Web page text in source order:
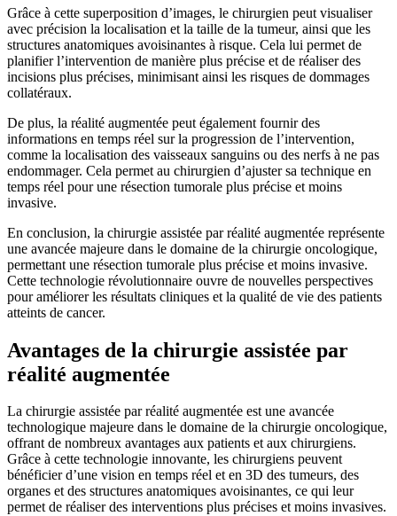
Grâce à cette superposition d’images, le chirurgien peut visualiser
avec précision la localisation et la taille de la tumeur, ainsi que les
structures anatomiques avoisinantes à risque. Cela lui permet de
planifier l’intervention de manière plus précise et de réaliser des
incisions plus précises, minimisant ainsi les risques de dommages
collatéraux.
De plus, la réalité augmentée peut également fournir des
informations en temps réel sur la progression de l’intervention,
comme la localisation des vaisseaux sanguins ou des nerfs à ne pas
endommager. Cela permet au chirurgien d’ajuster sa technique en
temps réel pour une résection tumorale plus précise et moins
invasive.
En conclusion, la chirurgie assistée par réalité augmentée représente
une avancée majeure dans le domaine de la chirurgie oncologique,
permettant une résection tumorale plus précise et moins invasive.
Cette technologie révolutionnaire ouvre de nouvelles perspectives
pour améliorer les résultats cliniques et la qualité de vie des patients
atteints de cancer.
Avantages de la chirurgie assistée par
réalité augmentée
La chirurgie assistée par réalité augmentée est une avancée
technologique majeure dans le domaine de la chirurgie oncologique,
offrant de nombreux avantages aux patients et aux chirurgiens.
Grâce à cette technologie innovante, les chirurgiens peuvent
bénéficier d’une vision en temps réel et en 3D des tumeurs, des
organes et des structures anatomiques avoisinantes, ce qui leur
permet de réaliser des interventions plus précises et moins invasives.